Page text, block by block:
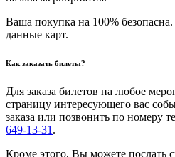
Ваша покупка на 100%
данные карт.
Как заказать билеты?
Для заказа билетов на любое
страницу интересующего вас
заказа или позвонить по номеру
649-13-31 .
Кроме этого, Вы можете послать